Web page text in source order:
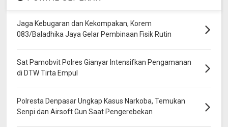
Jaga Kebugaran dan Kekompakan, Korem
083/Baladhika Jaya Gelar Pembinaan Fisik Rutin
Sat Pamobvit Polres Gianyar Intensifkan Pengamanan
di DTW Tirta Empul
Polresta Denpasar Ungkap Kasus Narkoba, Temukan
Senpi dan Airsoft Gun Saat Pengerebekan